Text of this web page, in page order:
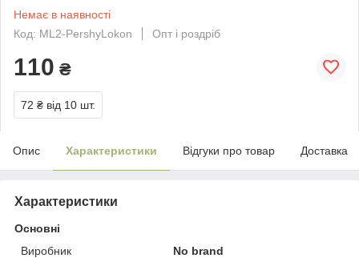
Немає в наявності
Код: ML2-PershyLokon
Опт і роздріб
110 ₴
72 ₴ від 10 шт.
Опис Характеристики Відгуки про товар Доставка
Характеристики
Основні
Виробник
No brand